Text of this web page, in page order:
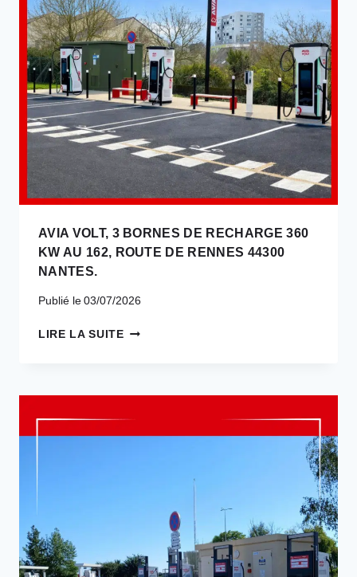
AVIA VOLT, 3 BORNES DE RECHARGE 360
KW AU 162, ROUTE DE RENNES 44300
NANTES.
Publié le 03/07/2026
LIRE LA SUITEAVIA
DE
RENNES
NANTES.